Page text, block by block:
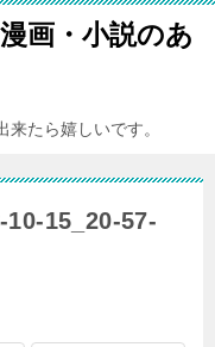
画・小説のあ
たら嬉しいです。
15_20-57-